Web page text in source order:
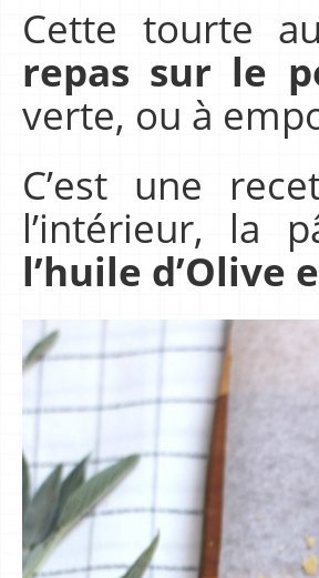
Cette tourte
repas sur le
verte, ou à
C’est une
l’intérieur, la
l’huile d’Olive